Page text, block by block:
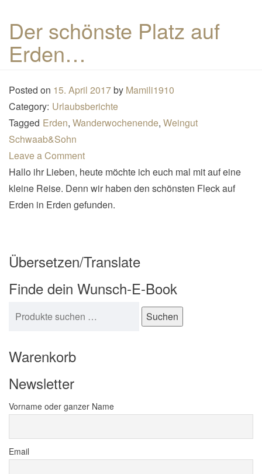
a
Der schönste Platz auf
Erden…
Posted on 15. April 2017by Mamili1910
Category: Urlaubsberichte
Tagged Erden, Wanderwochenende, Weingut
Schwaab&Sohn
Leave a Comment
Hallo ihr Lieben, heute möchte ich euch mal mit auf eine
kleine Reise. Denn wir haben den schönsten Fleck auf
Erden in Erden gefunden.
Übersetzen/Translate
Finde dein Wunsch-E-Book
Suchen
Warenkorb
Newsletter
Vorname oder ganzer Name
Email